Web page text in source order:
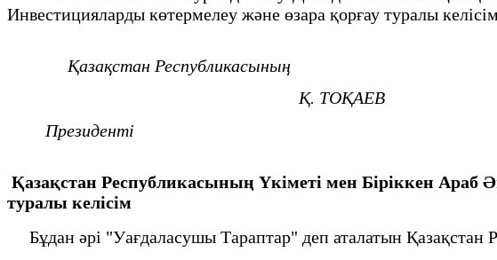
Инвестицияларды көтермелеу және өзара қорғау туралы
Қазақстан Республикасының
Президенті
Қ. ТОҚАЕВ
Қазақстан Республикасының Үкіметі мен Біріккен Араб
туралы келісім
Бұдан әрі "Уағдаласушы Тараптар" деп аталатын Қазақстан